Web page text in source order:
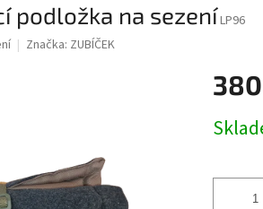
podložka na sezeníLP96
Značka: ZUBÍČEK
cena: